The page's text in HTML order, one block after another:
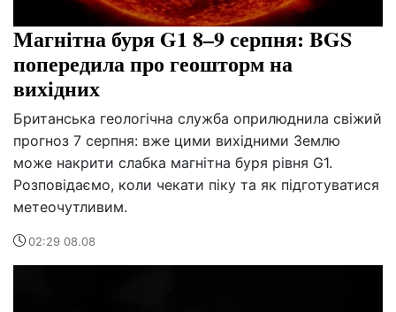
Магнітна буря G1 8–9 серпня: BGS
попередила про геошторм на
вихідних
Британська геологічна служба оприлюднила свіжий
прогноз 7 серпня: вже цими вихідними Землю
може накрити слабка магнітна буря рівня G1.
Розповідаємо, коли чекати піку та як підготуватися
метеочутливим.
02:29 08.08